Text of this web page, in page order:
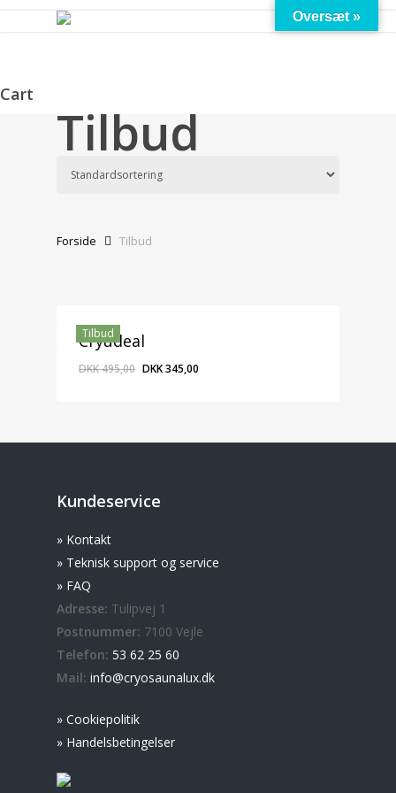
Menu
Cart
Tilbud
Forside Tilbud
Tilbud
Cryudeal
DKK495,00 DKK345,00
Kundeservice
» Kontakt
» Teknisk support og service
» FAQ
Adresse: Tulipvej 1
Postnummer: 7100 Vejle
Telefon: 53 62 25 60
Mail: info@cryosaunalux.dk
» Cookiepolitik
» Handelsbetingelser
Oversæt »